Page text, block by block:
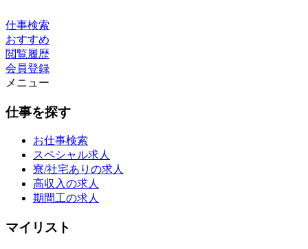
仕事検索
おすすめ
閲覧履歴
会員登録
メニュー
仕事を探す
お仕事検索
スペシャル求人
寮/社宅ありの求人
高収入の求人
期間工の求人
マイリスト